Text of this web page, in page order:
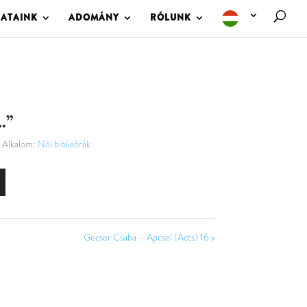
ADOMÁNY RÓLUNK
Alkalom: Női bibliaórák
Gecser Csaba – Apcsel (Acts) 16 »